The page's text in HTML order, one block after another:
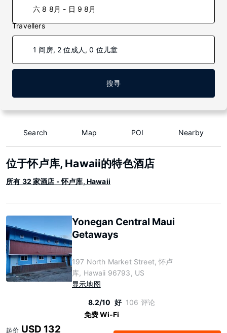
六 8 8月 - 日 9 8月
Travellers
1 间房, 2 位成人, 0 位儿童
搜寻
Search Map POI Nearby
位于怀卢库, Hawaii的特色酒店
所有 32 家酒店 - 怀卢库, Hawaii
Yonegan Central Maui
Getaways
197 North Market Street, 怀卢
库, Hawaii 96793, US
显示地图
8.2/10 好 106 评论
免费 Wi-Fi
起价 USD 132